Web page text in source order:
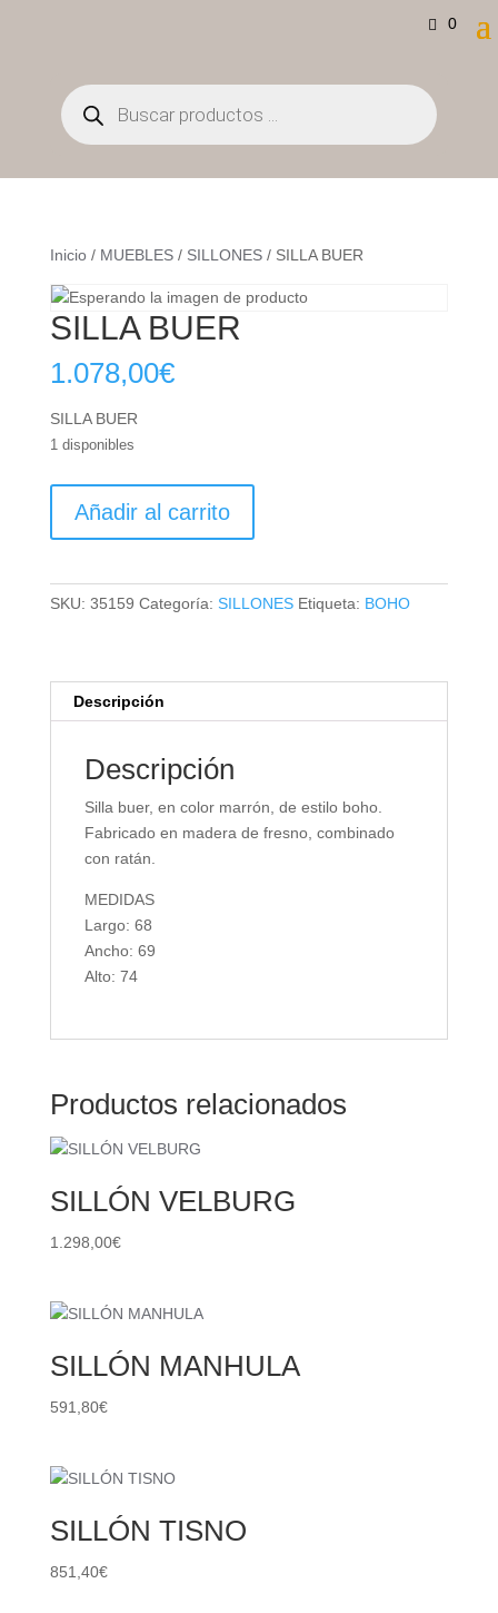
0
Búsqueda
de
productos
Inicio/ MUEBLES/ SILLONES/ SILLA BUER
SILLA BUER
1.078,00€
SILLA BUER
1 disponibles
BUERAñadir al carrito
SKU: 35159 Categoría: SILLONES Etiqueta: BOHO
Descripción
Descripción
Silla buer, en color marrón, de estilo boho.
Fabricado en madera de fresno, combinado
con ratán.
MEDIDAS
Largo: 68
Ancho: 69
Alto: 74
Productos relacionados
SILLÓN VELBURG
1.298,00€
SILLÓN MANHULA
591,80€
SILLÓN TISNO
851,40€